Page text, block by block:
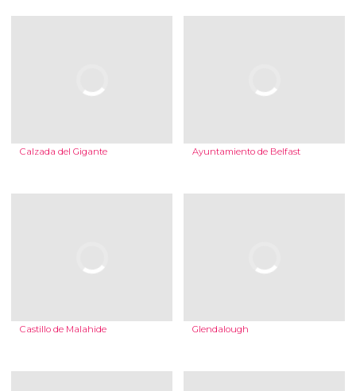
Calzada del Gigante Ayuntamiento de Belfast
Castillo de Malahide Glendalough